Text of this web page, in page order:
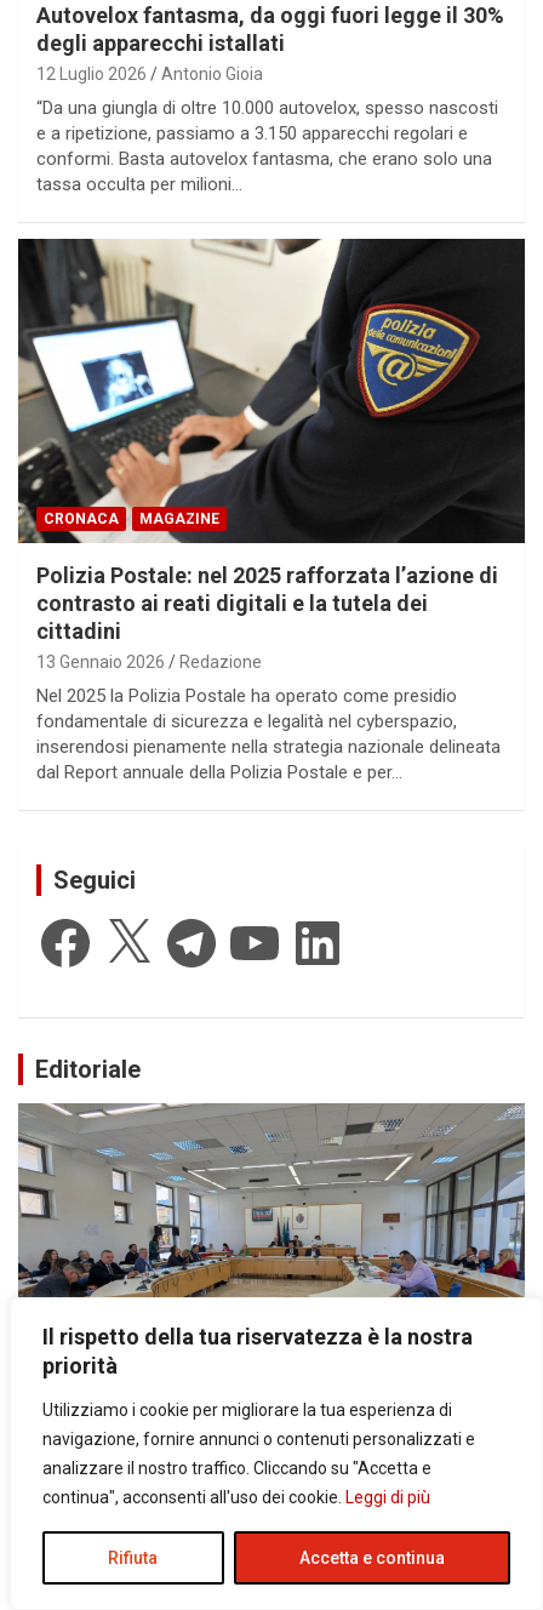
Il rispetto della tua riservatezza è la nostra
priorità
Utilizziamo i cookie per migliorare la tua esperienza di
navigazione, fornire annunci o contenuti personalizzati e
analizzare il nostro traffico. Cliccando su "Accetta e
continua", acconsenti all'uso dei cookie. Leggi di più
Rifiuta Accetta e continua
Autovelox fantasma, da oggi fuori legge il 30%
degli apparecchi istallati
12 Luglio 2026 Antonio Gioia
“Da una giungla di oltre 10.000 autovelox, spesso nascosti
e a ripetizione, passiamo a 3.150 apparecchi regolari e
conformi. Basta autovelox fantasma, che erano solo una
tassa occulta per milioni…
CRONACA MAGAZINE
Polizia Postale: nel 2025 rafforzata l’azione di
contrasto ai reati digitali e la tutela dei
cittadini
13 Gennaio 2026 Redazione
Nel 2025 la Polizia Postale ha operato come presidio
fondamentale di sicurezza e legalità nel cyberspazio,
inserendosi pienamente nella strategia nazionale delineata
dal Report annuale della Polizia Postale e per…
Seguici
Facebook Telegram YouTube LinkedIn
Editoriale
EDITORIALE
Consigli comunali svuotati e “consenso
consolidato”, la morte della politica
1 Gennaio 2026 Antonio Gioia
Tornare a discutere, a confrontarsi viso a viso e, perché
no, anche a muso duro se serve. I consigli comunali e
quelli circoscrizionali delle grandi città, rappresentano da